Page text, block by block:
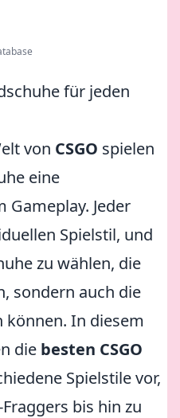
für jeden
von CSGO spielen
eine
Gameplay. Jeder
Spielstil, und
zu wählen, die
sondern auch die
können. In diesem
die besten CSGO
Spielstile vor,
bis hin zu